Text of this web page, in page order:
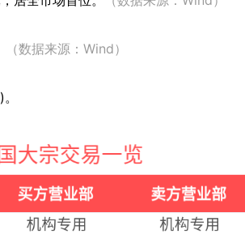
（数据来源：Wind）